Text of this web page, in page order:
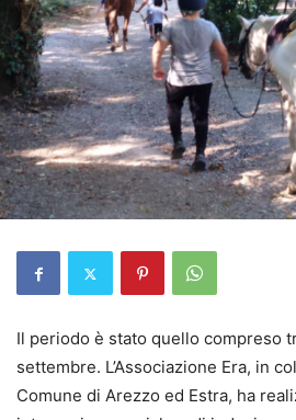
Il periodo è stato quello compreso
settembre. L’Associazione Era, in
Comune di Arezzo ed Estra, ha